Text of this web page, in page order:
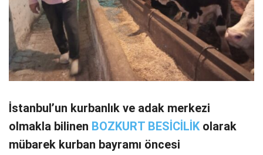
İstanbul’un kurbanlık ve adak merkezi
olmakla bilinen BOZKURT BESİCİLİK olarak
mübarek kurban bayramı öncesi